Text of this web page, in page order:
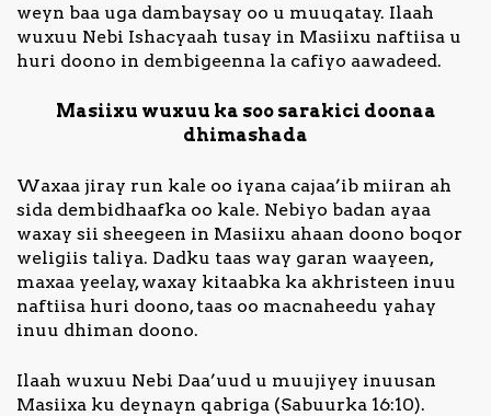
weyn baa uga dambaysay oo u muuqatay. Ilaah
wuxuu Nebi Ishacyaah tusay in Masiixu naftiisa u
huri doono in dembigeenna la cafiyo aawadeed.
Masiixu wuxuu ka soo sarakici doonaa
dhimashada
Waxaa jiray run kale oo iyana cajaa’ib miiran ah
sida dembidhaafka oo kale. Nebiyo badan ayaa
waxay sii sheegeen in Masiixu ahaan doono boqor
weligiis taliya. Dadku taas way garan waayeen,
maxaa yeelay, waxay kitaabka ka akhristeen inuu
naftiisa huri doono, taas oo macnaheedu yahay
inuu dhiman doono.
Ilaah wuxuu Nebi Daa’uud u muujiyey inuusan
Masiixa ku deynayn qabriga (Sabuurka 16:10).